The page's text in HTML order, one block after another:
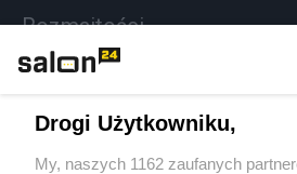
Rozmaitości
Sport
Drogi Użytkowniku,
My, naszych 1162 zaufanych